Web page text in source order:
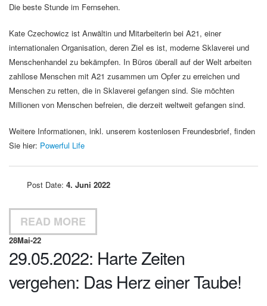
Die beste Stunde im Fernsehen.
Kate Czechowicz ist Anwältin und Mitarbeiterin bei A21, einer
internationalen Organisation, deren Ziel es ist, moderne Sklaverei und
Menschenhandel zu bekämpfen. In Büros überall auf der Welt arbeiten
zahllose Menschen mit A21 zusammen um Opfer zu erreichen und
Menschen zu retten, die in Sklaverei gefangen sind. Sie möchten
Millionen von Menschen befreien, die derzeit weltweit gefangen sind.
Weitere Informationen, inkl. unserem kostenlosen Freundesbrief, finden
Sie hier: Powerful Life
Post Date: 4. Juni 2022
READ MORE
28Mai-22
29.05.2022: Harte Zeiten
vergehen: Das Herz einer Taube!